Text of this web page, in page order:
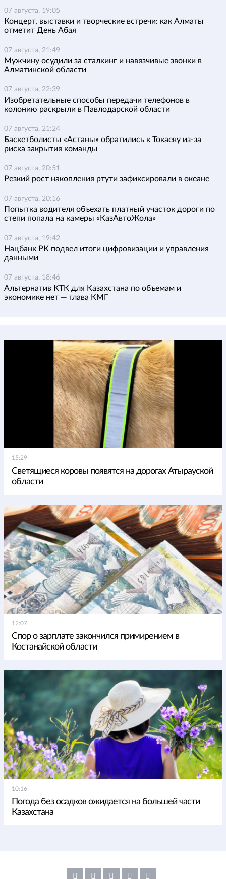
07 августа, 19:05
Концерт, выставки и творческие встречи: как Алматы
отметит День Абая
07 августа, 21:49
Мужчину осудили за сталкинг и навязчивые звонки в
Алматинской области
07 августа, 22:39
Изобретательные способы передачи телефонов в
колонию раскрыли в Павлодарской области
07 августа, 21:24
Баскетболисты «Астаны» обратились к Токаеву из-за
риска закрытия команды
07 августа, 20:51
Резкий рост накопления ртути зафиксировали в океане
07 августа, 20:16
Попытка водителя объехать платный участок дороги по
степи попала на камеры «КазАвтоЖола»
07 августа, 19:42
Нацбанк РК подвел итоги цифровизации и управления
данными
07 августа, 18:46
Альтернатив КТК для Казахстана по объемам и
экономике нет — глава КМГ
15:29
Светящиеся коровы появятся на дорогах Атырауской
области
12:07
Спор о зарплате закончился примирением в
Костанайской области
10:16
Погода без осадков ожидается на большей части
Казахстана